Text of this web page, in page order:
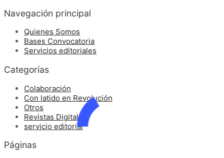
Navegación principal
Quienes Somos
Bases Convocatoria
Servicios editoriales
Categorías
Colaboración
Con latido en Revolución
Otros
Revistas Digitales
servicio editorial
Páginas